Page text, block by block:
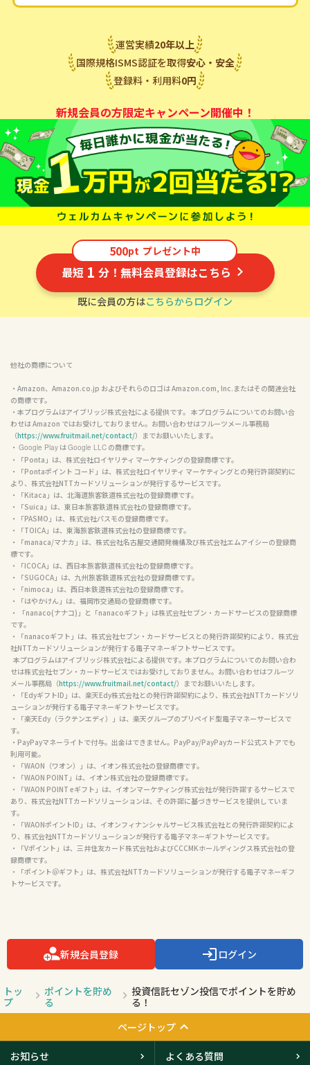
運営実績20年以上
国際規格ISMS認証を取得安心・安全
登録料・利用料0円
新規会員の方限定キャンペーン開催中！
500pt プレゼント中
最短 1 分！無料会員登録はこちら
既に会員の方はこちらからログイン
他社の商標について
・Amazon、Amazon.co.jp およびそれらのロゴは Amazon.com, Inc.またはその関連会社
の商標です。
・本プログラムはアイブリッジ株式会社による提供です。 本プログラムについてのお問い合
わせは Amazon ではお受けしておりません。お問い合わせはフルーツメール事務局
（https://www.fruitmail.net/contact/）までお願いいたします。
・ Google Play は Google LLC の商標です。
・「Ponta」は、株式会社ロイヤリティ マーケティングの登録商標です。
・「Pontaポイント コード」は、株式会社ロイヤリティ マーケティングとの発行許諾契約に
より、株式会社NTTカードソリューションが発行するサービスです。
・「Kitaca」は、北海道旅客鉄道株式会社の登録商標です。
・「Suica」は、東日本旅客鉄道株式会社の登録商標です。
・「PASMO」は、株式会社パスモの登録商標です。
・「TOICA」は、東海旅客鉄道株式会社の登録商標です。
・「manaca/マナカ」は、株式会社名古屋交通開発機構及び株式会社エムアイシーの登録商
標です。
・「ICOCA」は、西日本旅客鉄道株式会社の登録商標です。
・「SUGOCA」は、九州旅客鉄道株式会社の登録商標です。
・「nimoca」は、西日本鉄道株式会社の登録商標です。
・「はやかけん」は、福岡市交通局の登録商標です。
・ 「nanaco(ナナコ)」と「nanacoギフト」は株式会社セブン・カードサービスの登録商標
です。
・「nanacoギフト」は、株式会社セブン・カードサービスとの発行許諾契約により、株式会
社NTTカードソリューションが発行する電子マネーギフトサービスです。
せは株式会社セブン・カードサービスではお受けしておりません。お問い合わせはフルーツ
メール事務局（https://www.fruitmail.net/contact/）までお願いいたします。
・「EdyギフトID」は、楽天Edy株式会社との発行許諾契約により、株式会社NTTカードソリ
ューションが発行する電子マネーギフトサービスです。
・「楽天Edy（ラクテンエディ）」は、楽天グループのプリペイド型電子マネーサービスで
す。
・PayPayマネーライトで付与。出金はできません。PayPay/PayPayカード公式ストアでも
利用可能。
・「WAON（ワオン）」は、イオン株式会社の登録商標です。
・「WAON POINT」は、イオン株式会社の登録商標です。
・「WAON POINT eギフト」は、イオンマーケティング株式会社が発行許諾するサービスで
あり、株式会社NTTカードソリューションは、その許諾に基づきサービスを提供していま
す。
・「WAONポイントID」は、イオンフィナンシャルサービス株式会社との発行許諾契約によ
り、株式会社NTTカードソリューションが発行する電子マネーギフトサービスです。
・「Vポイント」は、三井住友カード株式会社およびCCCMKホールディングス株式会社の登
録商標です。
・「ポイント＠ギフト」は、株式会社NTTカードソリューションが発行する電子マネーギフ
トサービスです。
新規会員登録 ログイン
トッ
プ
ポイントを貯め
る
投資信託セゾン投信でポイントを貯め
る！
ページトップ
お知らせ よくある質問